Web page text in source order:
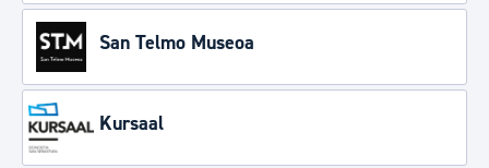
San Telmo Museoa
Kursaal